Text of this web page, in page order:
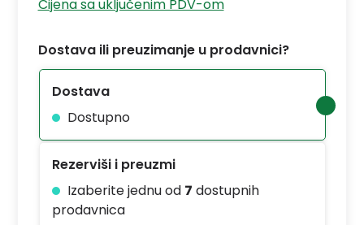
Cijena sa uključenim PDV-om
Dostava ili preuzimanje u prodavnici?
Dostava
Dostupno
Rezerviši i preuzmi
Izaberite jednu od 7 dostupnih
prodavnica